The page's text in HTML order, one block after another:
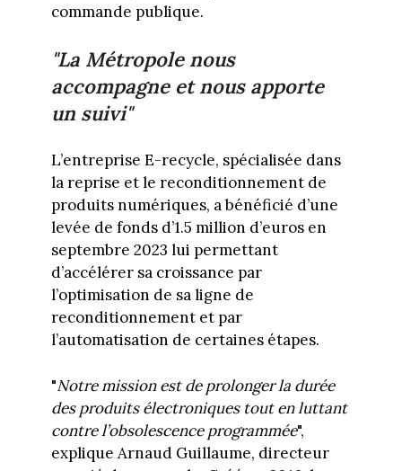
commande publique.
"La Métropole nous
accompagne et nous apporte
un suivi"
L’entreprise E-recycle, spécialisée dans
la reprise et le reconditionnement de
produits numériques, a bénéficié d’une
levée de fonds d’1.5 million d’euros en
septembre 2023 lui permettant
d’accélérer sa croissance par
l’optimisation de sa ligne de
reconditionnement et par
l’automatisation de certaines étapes.
"Notre mission est de prolonger la durée
des produits électroniques tout en luttant
contre l’obsolescence programmée",
explique Arnaud Guillaume, directeur